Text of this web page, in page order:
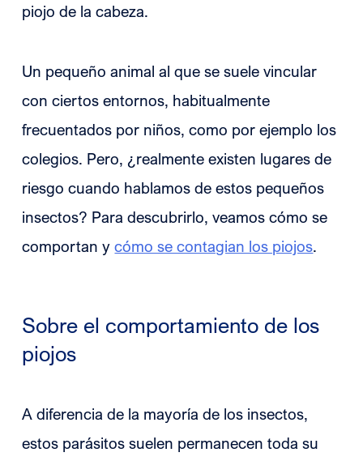
piojo de la cabeza.
Un pequeño animal al que se suele vincular
con ciertos entornos, habitualmente
frecuentados por niños, como por ejemplo los
colegios. Pero, ¿realmente existen lugares de
riesgo cuando hablamos de estos pequeños
insectos? Para descubrirlo, veamos cómo se
comportan ycómo se contagian los piojos.
Sobre el comportamiento de los
piojos
A diferencia de la mayoría de los insectos,
estos parásitos suelen permanecen toda su